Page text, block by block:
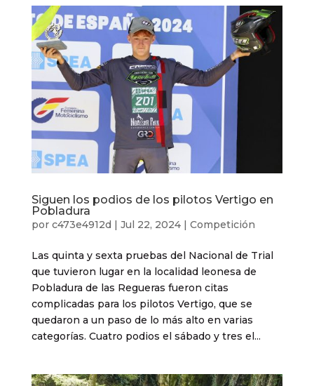
Siguen los podios de los pilotos Vertigo en
Pobladura
por c473e4912d | Jul 22, 2024| Competición
Las quinta y sexta pruebas del Nacional de Trial
que tuvieron lugar en la localidad leonesa de
Pobladura de las Regueras fueron citas
complicadas para los pilotos Vertigo, que se
quedaron a un paso de lo más alto en varias
categorías. Cuatro podios el sábado y tres el...